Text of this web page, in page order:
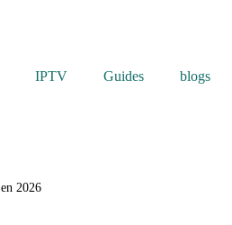
IPTV Guides blogs
2026